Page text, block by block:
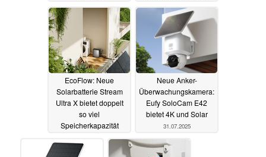
12.08.2025
EcoFlow: Neue
Solarbatterie Stream
Ultra X bietet doppelt
so viel
Speicherkapazität
Neue Anker-
Überwachungskamera:
Eufy SoloCam E42
bietet 4K und Solar
31.07.2025